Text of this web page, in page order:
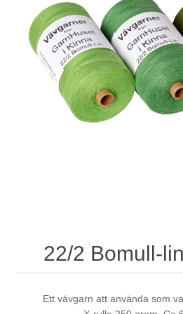
22/2 Bomull-
Ett vävgarn att använda som